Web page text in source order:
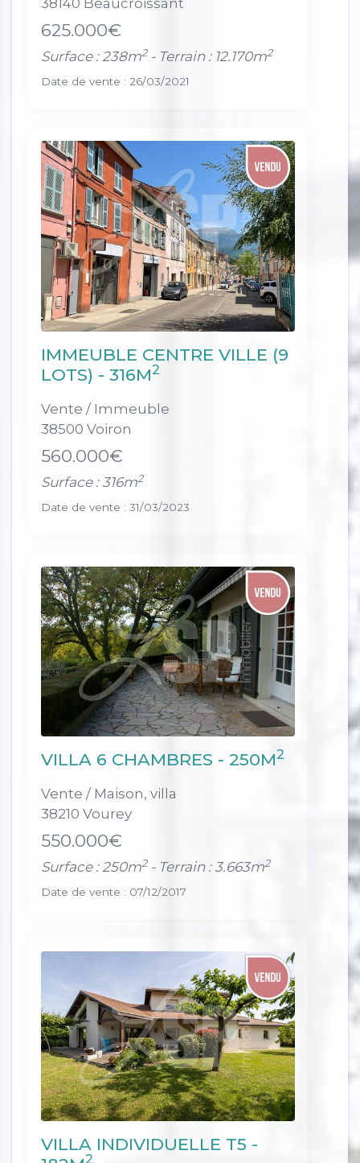
38140 Beaucroissant
625.000€
Surface : 238m2- Terrain : 12.170m2
Date de vente : 26/03/2021
IMMEUBLE CENTRE VILLE (9
LOTS) - 316M2
Vente / Immeuble
38500 Voiron
560.000€
Surface : 316m2
Date de vente : 31/03/2023
VILLA 6 CHAMBRES - 250M2
Vente / Maison, villa
38210 Vourey
550.000€
Surface : 250m2- Terrain : 3.663m2
Date de vente : 07/12/2017
VILLA INDIVIDUELLE T5 -
2